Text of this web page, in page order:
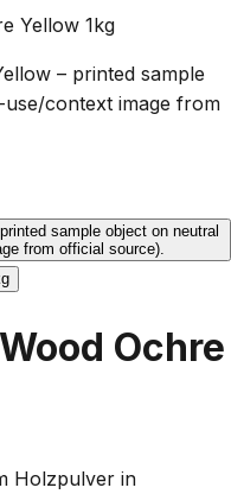
Yellow 1kg
Ochre
Holzpulver in